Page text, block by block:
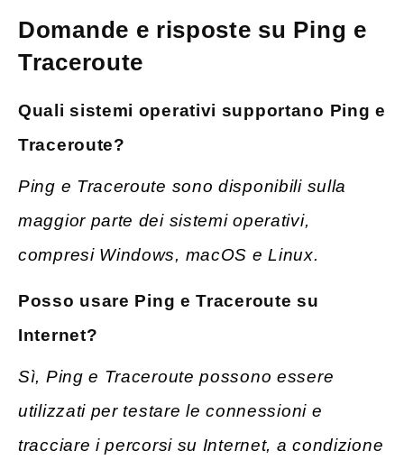
Domande e risposte su Ping e
Traceroute
Quali sistemi operativi supportano Ping e
Traceroute?
Ping e Traceroute sono disponibili sulla
maggior parte dei sistemi operativi,
compresi Windows, macOS e Linux.
Posso usare Ping e Traceroute su
Internet?
Sì, Ping e Traceroute possono essere
utilizzati per testare le connessioni e
tracciare i percorsi su Internet, a condizione